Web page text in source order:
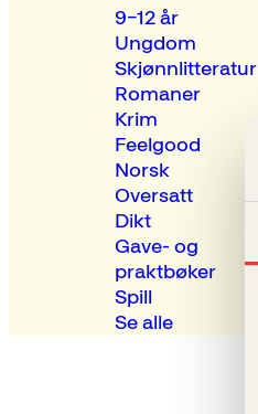
9–12 år
Ungdom
Skjønnlitteratur
Romaner
Krim
Feelgood
Norsk
Oversatt
Dikt
Gave- og
praktbøker
Spill
Se alle